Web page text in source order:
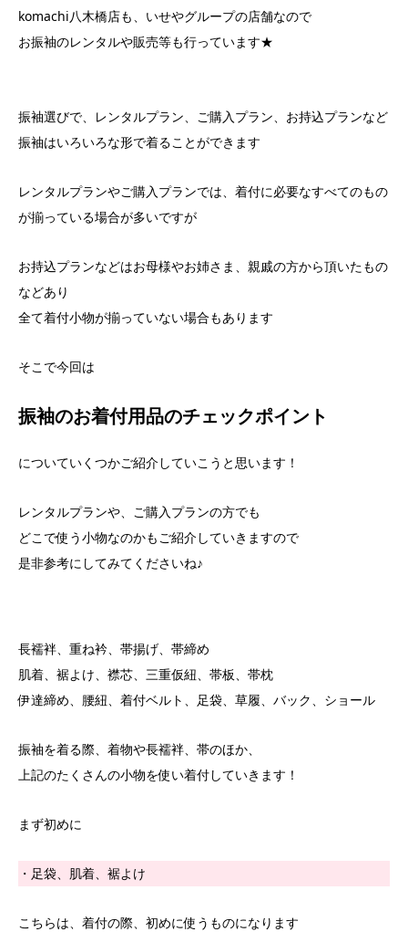
komachi八木橋店も、いせやグループの店舗なので
お振袖のレンタルや販売等も行っています★
振袖選びで、レンタルプラン、ご購入プラン、お持込プランなど
振袖はいろいろな形で着ることができます
レンタルプランやご購入プランでは、着付に必要なすべてのもの
が揃っている場合が多いですが
お持込プランなどはお母様やお姉さま、親戚の方から頂いたもの
などあり
全て着付小物が揃っていない場合もあります
そこで今回は
振袖のお着付用品のチェックポイント
についていくつかご紹介していこうと思います！
レンタルプランや、ご購入プランの方でも
どこで使う小物なのかもご紹介していきますので
是非参考にしてみてくださいね♪
長襦袢、重ね衿、帯揚げ、帯締め
肌着、裾よけ、襟芯、三重仮紐、帯板、帯枕
伊達締め、腰紐、着付ベルト、足袋、草履、バック、ショール
振袖を着る際、着物や長襦袢、帯のほか、
上記のたくさんの小物を使い着付していきます！
まず初めに
・足袋、肌着、裾よけ
こちらは、着付の際、初めに使うものになります